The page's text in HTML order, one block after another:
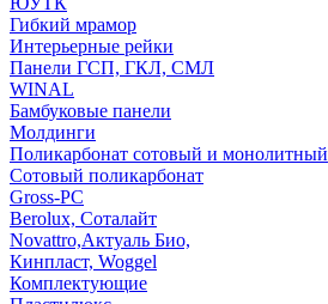
Гибкий мрамор
Интерьерные рейки
Панели ГСП, ГКЛ, СМЛ
WINAL
Бамбуковые панели
Молдинги
Поликарбонат сотовый и монолитный
Сотовый поликарбонат
Gross-PC
Berolux, Соталайт
Novattro,Актуаль Био,
Кинпласт, Woggel
Комплектующие